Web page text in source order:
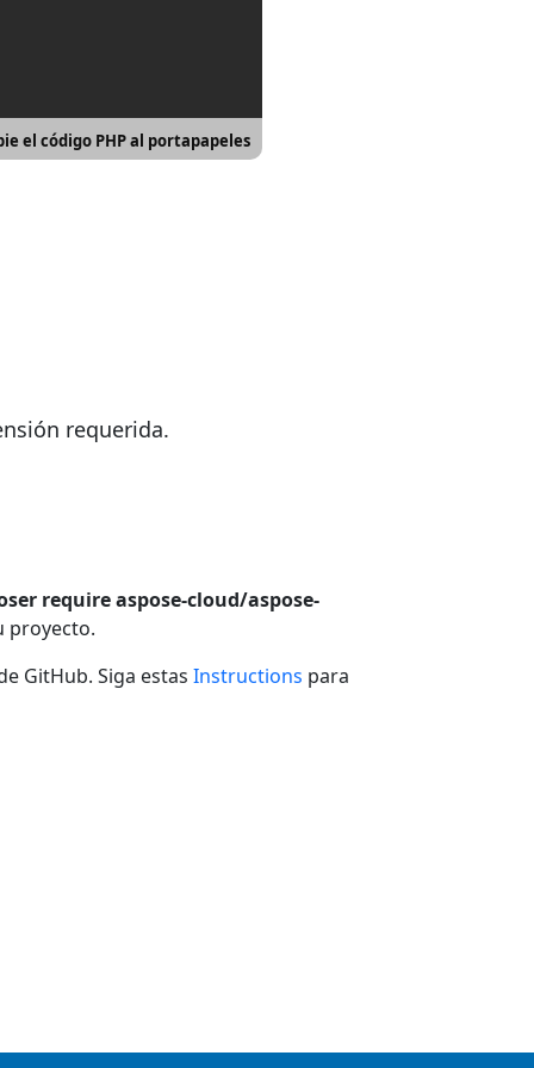
el código PHP al portapapeles
requerida.
require aspose-cloud/aspose-
proyecto.
GitHub. Siga estas Instructions para